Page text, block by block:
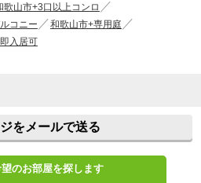
歌山市+3口以上コンロ
コニー
和歌山市+専用庭
入居可
をメールで送る
のお部屋を探します